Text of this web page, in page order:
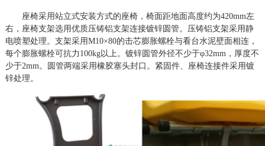
座椅采用站立式安装方式的座椅，椅面距地面高度约为420mm左
右，座椅支架选用优质压铸铝支架连接镀锌圆管。压铸铝支架采用静
电喷塑处理。支架采用M10×80的击芯膨胀螺栓与看台水泥壁面相连，
每个膨胀螺栓可抗力 100kg以上。镀锌圆管外径不少于φ32mm ，厚度不
少于2mm 。圆管两端采用橡胶塞头封口。紧固件、座椅连接件采用镀
锌处理。